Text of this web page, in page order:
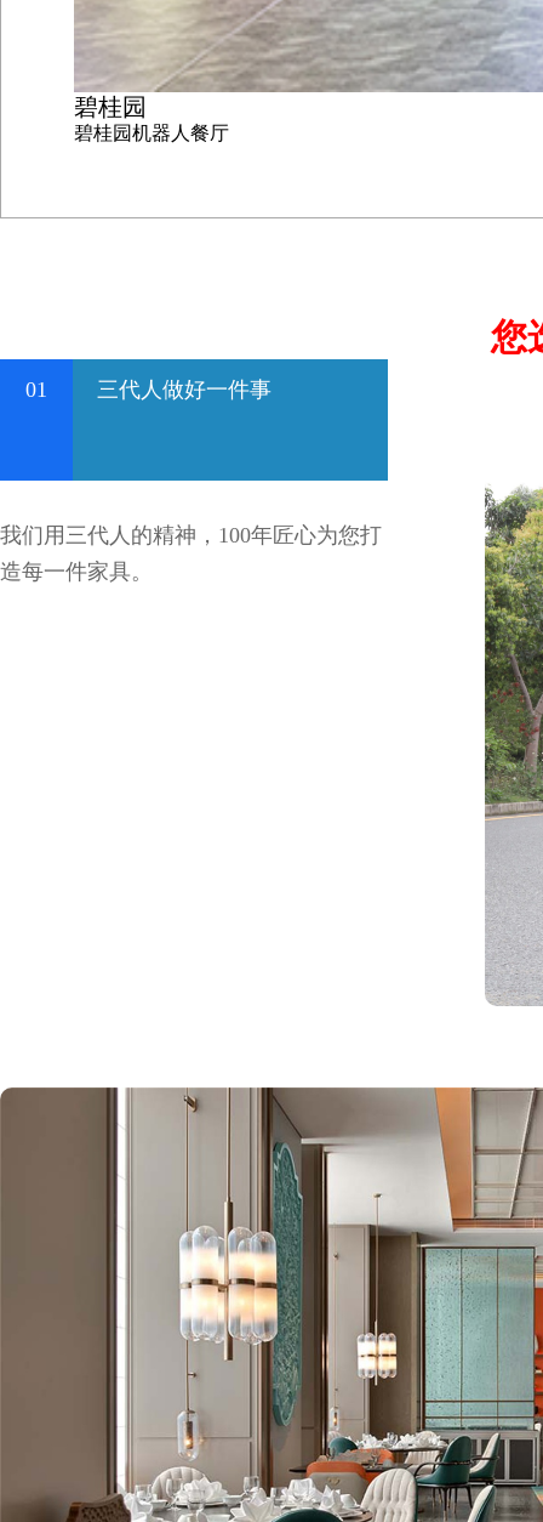
碧桂园
碧桂园机器人餐厅
您
01 三代人做好一件事
我们用三代人的精神，100年匠心为您打
造每一件家具。